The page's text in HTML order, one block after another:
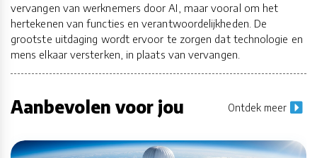
vervangen van werknemers door AI, maar vooral om het
hertekenen van functies en verantwoordelijkheden. De
grootste uitdaging wordt ervoor te zorgen dat technologie en
mens elkaar versterken, in plaats van vervangen.
Aanbevolen voor jou Ontdek meer